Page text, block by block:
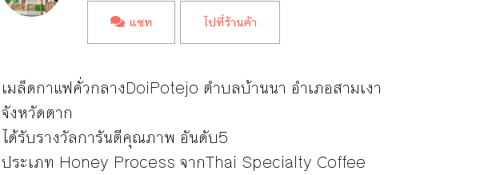
แชท ไปที่ร้านค้า
เมล็ดกาแฟคั่วกลางDoiPotejo ตำบลบ้านนา อำเภอสามเงา
จังหวัดตาก
ได้รับรางวัลการันตีคุณภาพ อันดับ5
ประเภท Honey Process จากThai Specialty Coffee